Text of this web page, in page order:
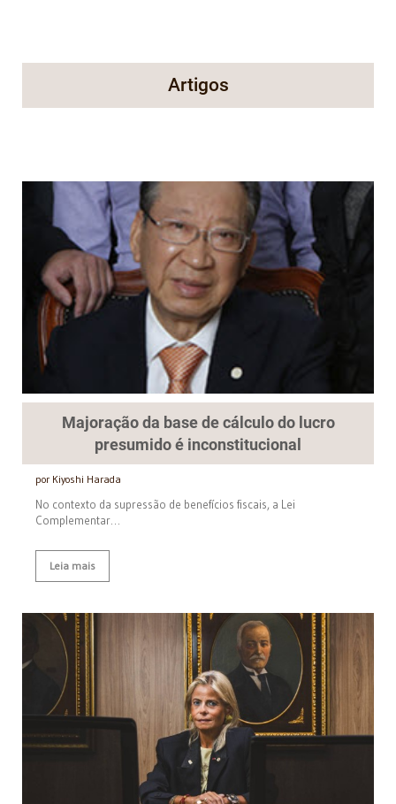
Artigos
Majoração da base de cálculo do lucro
presumido é inconstitucional
por Kiyoshi Harada
No contexto da supressão de benefícios fiscais, a Lei
Complementar…
Leia mais